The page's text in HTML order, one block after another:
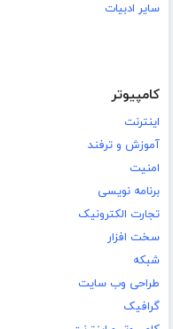
سایر ادبیات
کامپیوتر
اینترنت
آموزش و ترفند
امنیت
برنامه نویسی
تجارت الکترونیک
سخت افزار
شبکه
طراحی وب سایت
گرافیک